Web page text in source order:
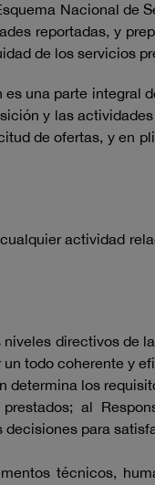
Nacional de
reportadas, y
de los servicios
una parte integral
y las
de ofertas, y en
actividad
directivos de
todo coherente y
determina los
al
para
técnicos,